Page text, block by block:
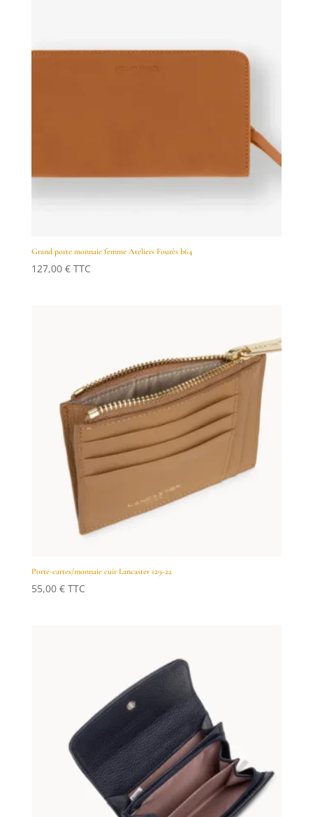
Grand porte monnaie femme Ateliers Fourès b64
127,00 € TTC
Porte-cartes/monnaie cuir Lancaster 129-22
55,00 € TTC